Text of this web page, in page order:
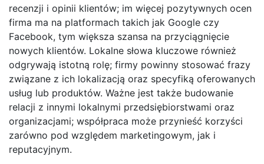
recenzji i opinii klientów; im więcej pozytywnych ocen
firma ma na platformach takich jak Google czy
Facebook, tym większa szansa na przyciągnięcie
nowych klientów. Lokalne słowa kluczowe również
odgrywają istotną rolę; firmy powinny stosować frazy
związane z ich lokalizacją oraz specyfiką oferowanych
usług lub produktów. Ważne jest także budowanie
relacji z innymi lokalnymi przedsiębiorstwami oraz
organizacjami; współpraca może przynieść korzyści
zarówno pod względem marketingowym, jak i
reputacyjnym.